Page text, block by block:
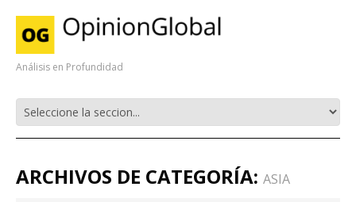
Análisis en Profundidad
ARCHIVOS DE CATEGORÍA: ASIA